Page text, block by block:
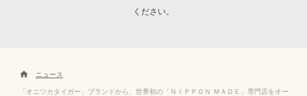
ください。
 ニュース
「オニツカタイガー」ブランドから、世界初の「ＮＩＰＰＯＮ ＭＡＤＥ」専門店をオー